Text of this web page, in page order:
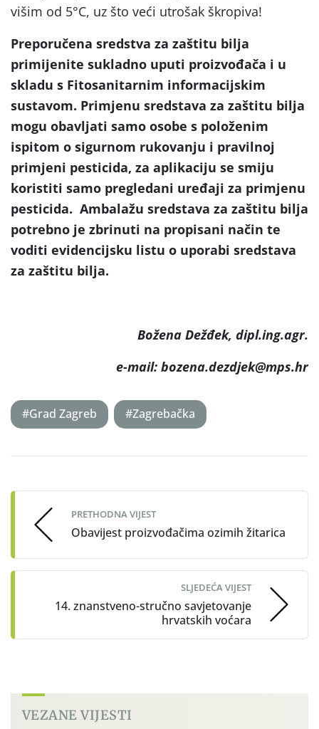
višim od 5°C, uz što veći utrošak škropiva!
Preporučena sredstva za zaštitu bilja
primijenite sukladno uputi proizvođača i u
skladu s Fitosanitarnim informacijskim
sustavom. Primjenu sredstava za zaštitu bilja
mogu obavljati samo osobe s položenim
ispitom o sigurnom rukovanju i pravilnoj
primjeni pesticida, za aplikaciju se smiju
koristiti samo pregledani uređaji za primjenu
pesticida. Ambalažu sredstava za zaštitu bilja
potrebno je zbrinuti na propisani način te
voditi evidencijsku listu o uporabi sredstava
za zaštitu bilja.
Božena Dežđek, dipl.ing.agr.
e-mail: bozena.dezdjek@mps.hr
#Grad Zagreb #Zagrebačka
navigation
PRETHODNA VIJEST
Obavijest proizvođačima ozimih žitarica
SLJEDEĆA VIJEST
14. znanstveno-stručno savjetovanje
hrvatskih voćara
VEZANE VIJESTI